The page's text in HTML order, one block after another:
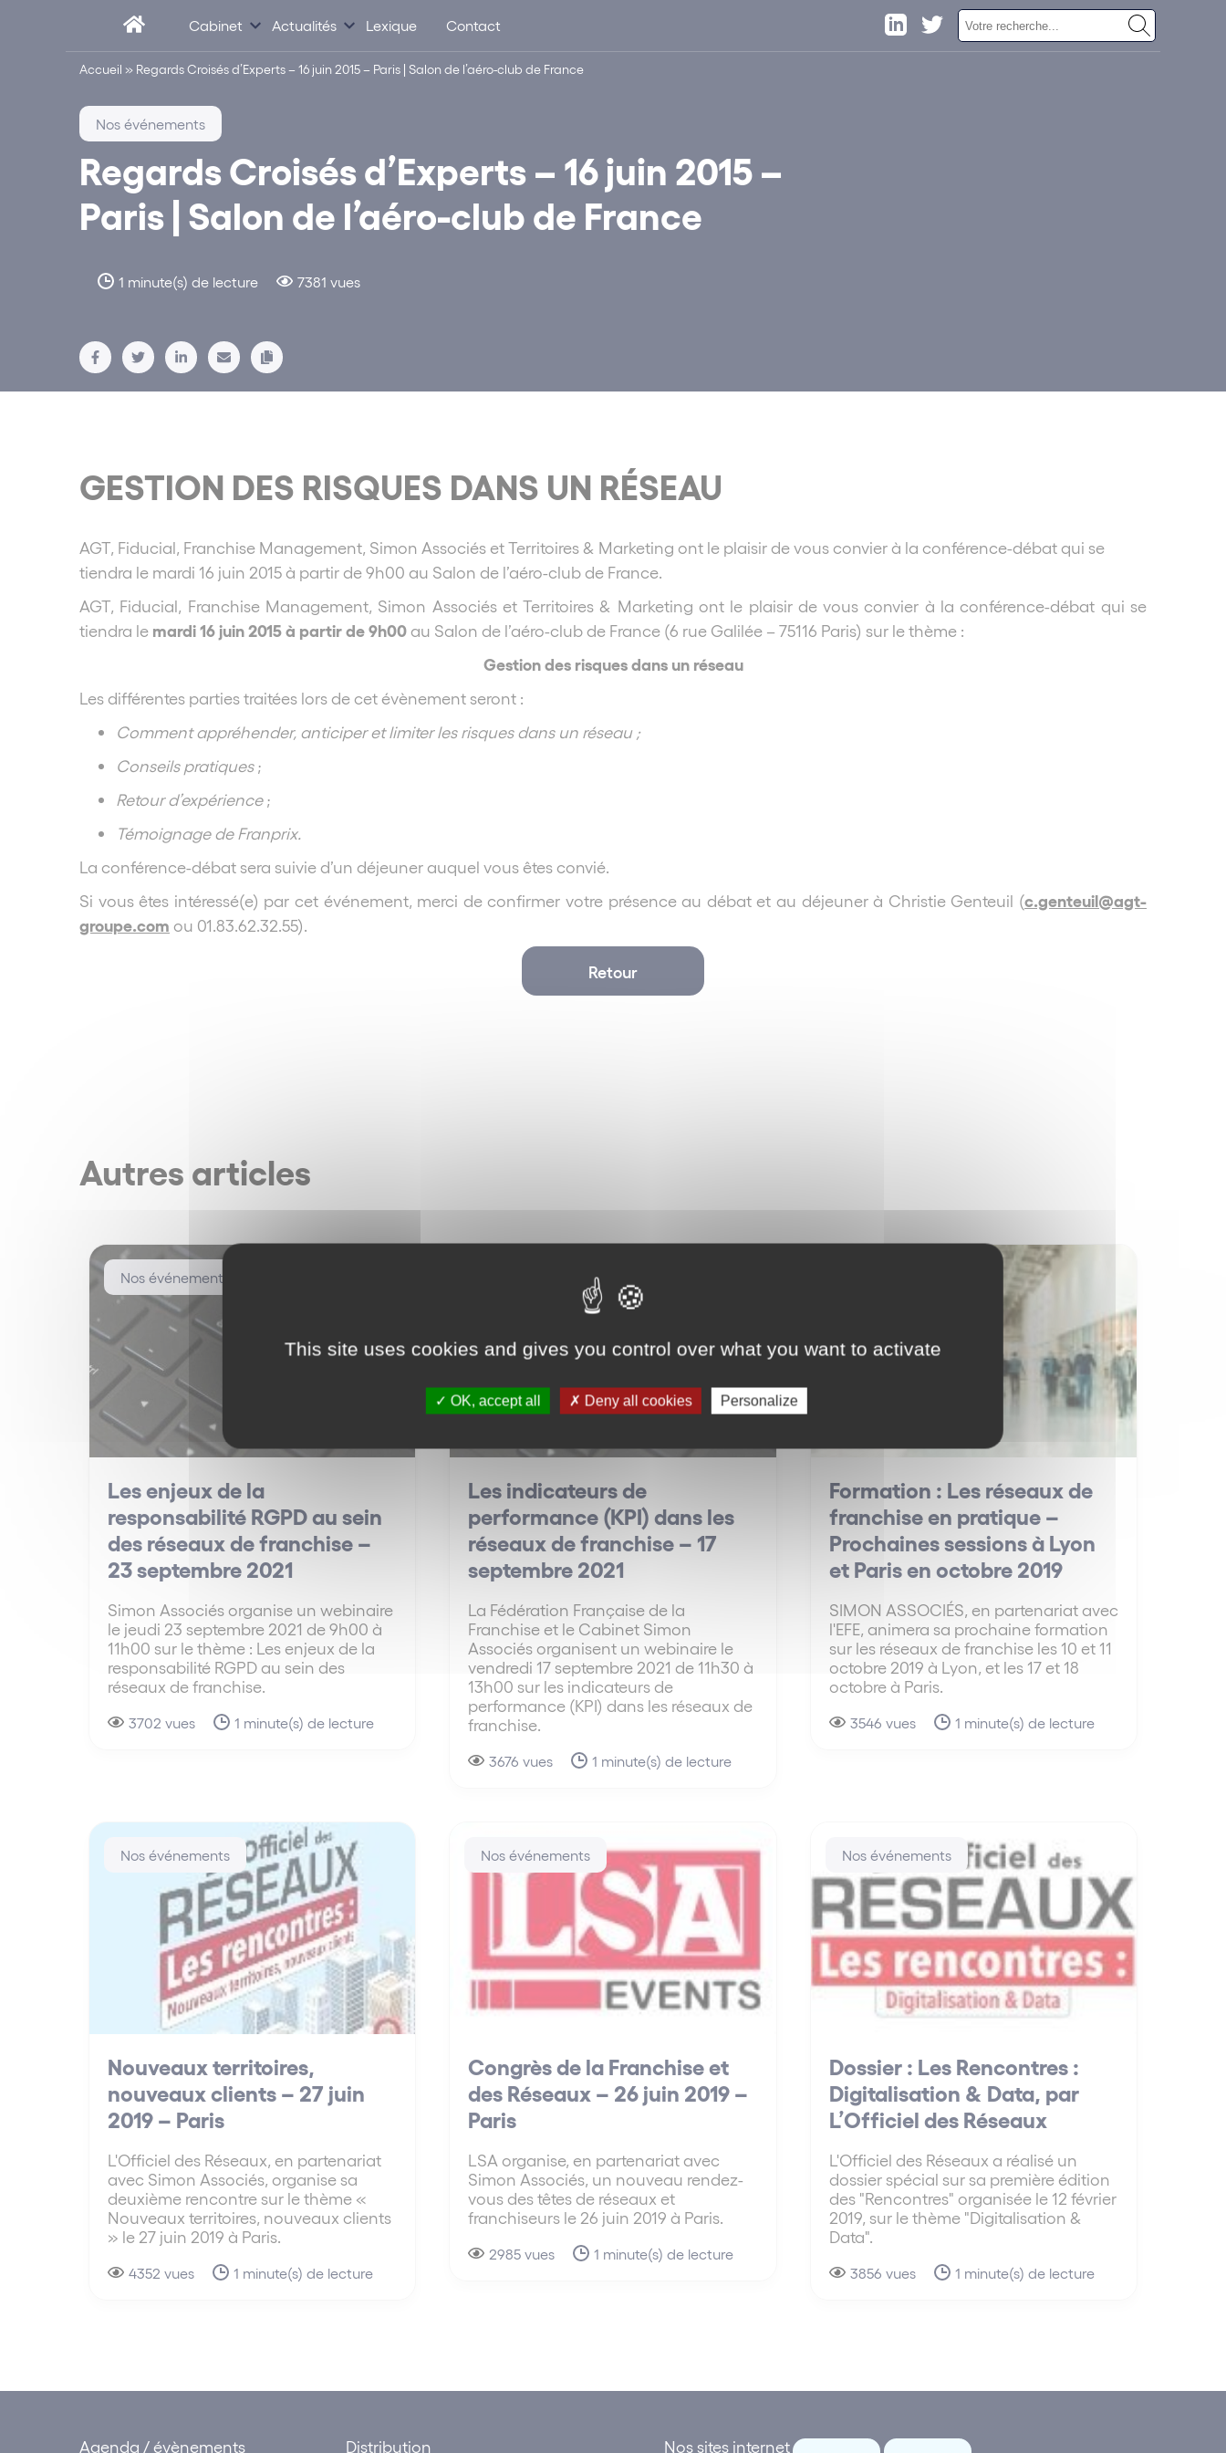
Cabinet Actualités Lexique Contact
Accueil » Regards Croisés d’Experts – 16 juin 2015 – Paris | Salon de l’aéro-club de France
Regards Croisés d’Experts – 16 juin 2015 –
Paris | Salon de l’aéro-club de France
1 minute(s) de lecture 7381 vues
Nos événements
GESTION DES RISQUES DANS UN RÉSEAU
AGT, Fiducial, Franchise Management, Simon Associés et Territoires & Marketing ont le plaisir de vous convier à la conférence-débat qui se
tiendra le mardi 16 juin 2015 à partir de 9h00 au Salon de l’aéro-club de France.
AGT, Fiducial, Franchise Management, Simon Associés et Territoires & Marketing ont le plaisir de vous convier à la conférence-débat qui se
tiendra le mardi 16 juin 2015 à partir de 9h00au Salon de l’aéro-club de France (6 rue Galilée – 75116 Paris) sur le thème :
Gestion des risques dans un réseau
Les différentes parties traitées lors de cet évènement seront :
Comment appréhender, anticiper et limiter les risques dans un réseau ;
Conseils pratiques ;
Retour d’expérience ;
Témoignage de Franprix.
La conférence-débat sera suivie d’un déjeuner auquel vous êtes convié.
Si vous êtes intéressé(e) par cet événement, merci de confirmer votre présence au débat et au déjeuner à Christie Genteuil (c.genteuil@agt-
groupe.com ou 01.83.62.32.55).
Retour
Autres articles
Nos événements
Les enjeux de la
responsabilité RGPD au sein
des réseaux de franchise –
23 septembre 2021
Simon Associés organise un webinaire
le jeudi 23 septembre 2021 de 9h00 à
11h00 sur le thème : Les enjeux de la
responsabilité RGPD au sein des
réseaux de franchise.
3702 vues 1 minute(s) de lecture
Les indicateurs de
performance (KPI) dans les
réseaux de franchise – 17
septembre 2021
La Fédération Française de la
Franchise et le Cabinet Simon
Associés organisent un webinaire le
vendredi 17 septembre 2021 de 11h30 à
13h00 sur les indicateurs de
performance (KPI) dans les réseaux de
franchise.
3676 vues 1 minute(s) de lecture
Formation : Les réseaux de
franchise en pratique –
Prochaines sessions à Lyon
et Paris en octobre 2019
SIMON ASSOCIÉS, en partenariat avec
l'EFE, animera sa prochaine formation
sur les réseaux de franchise les 10 et 11
octobre 2019 à Lyon, et les 17 et 18
octobre à Paris.
3546 vues 1 minute(s) de lecture
Nos événements
Nouveaux territoires,
nouveaux clients – 27 juin
2019 – Paris
L'Officiel des Réseaux, en partenariat
avec Simon Associés, organise sa
deuxième rencontre sur le thème «
Nouveaux territoires, nouveaux clients
» le 27 juin 2019 à Paris.
4352 vues 1 minute(s) de lecture
Nos événements
Congrès de la Franchise et
des Réseaux – 26 juin 2019 –
Paris
LSA organise, en partenariat avec
Simon Associés, un nouveau rendez-
vous des têtes de réseaux et
franchiseurs le 26 juin 2019 à Paris.
2985 vues 1 minute(s) de lecture
Nos événements
Dossier : Les Rencontres :
Digitalisation & Data, par
L’Officiel des Réseaux
L'Officiel des Réseaux a réalisé un
dossier spécial sur sa première édition
des "Rencontres" organisée le 12 février
2019, sur le thème "Digitalisation &
Data".
3856 vues 1 minute(s) de lecture
Agenda / évènements Distribution Nos sites internet
This site uses cookies and gives you control over what you want to activate
OK, accept all Deny all cookies Personalize